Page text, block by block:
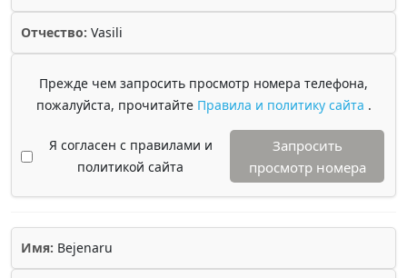
Отчество: Vasili
Прежде чем запросить просмотр номера телефона,
пожалуйста, прочитайте Правила и политику сайта .
Я согласен с правилами и
политикой сайта
Запросить
просмотр номера
Имя: Bejenaru